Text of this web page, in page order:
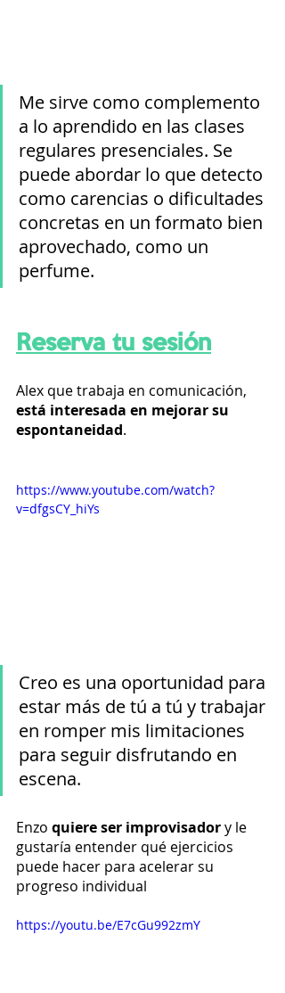
Me sirve como complemento
a lo aprendido en las clases
regulares presenciales. Se
puede abordar lo que detecto
como carencias o dificultades
concretas en un formato bien
aprovechado, como un
perfume.
Reserva tu sesión
Alex que trabaja en comunicación,
está interesada en mejorar su
espontaneidad.
https://www.youtube.com/watch?
v=dfgsCY_hiYs
Creo es una oportunidad para
estar más de tú a tú y trabajar
en romper mis limitaciones
para seguir disfrutando en
escena.
Enzo quiere ser improvisador y le
gustaría entender qué ejercicios
puede hacer para acelerar su
progreso individual
https://youtu.be/E7cGu992zmY